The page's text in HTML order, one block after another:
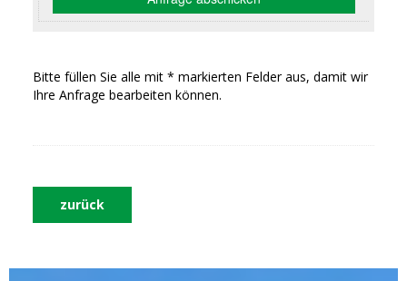
Bitte füllen Sie alle mit * markierten Felder aus, damit wir
Ihre Anfrage bearbeiten können.
zurück